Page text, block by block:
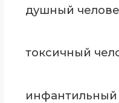
душный
токсичный
инфантильный